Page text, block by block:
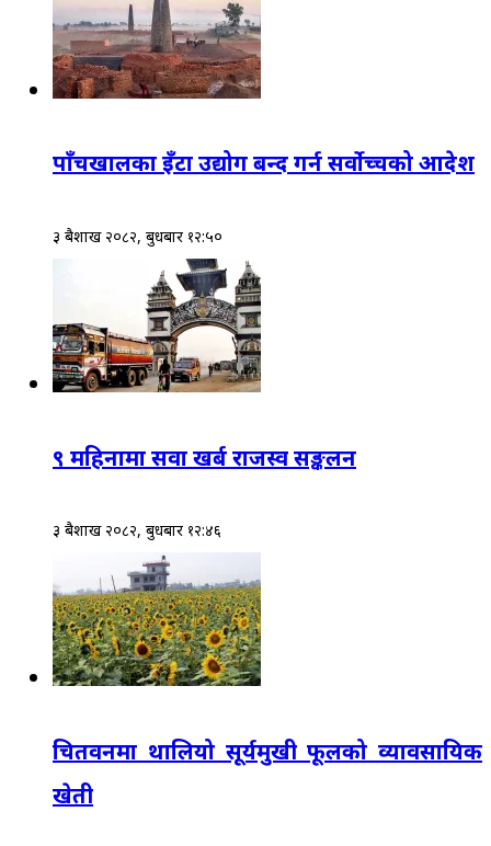
पाँचखालका इँटा उद्योग बन्द गर्न सर्वोच्चको आदेश
३ बैशाख २०८२, बुधबार १२:५०
९ महिनामा सवा खर्ब राजस्व सङ्कलन
३ बैशाख २०८२, बुधबार १२:४६
चितवनमा थालियो सूर्यमुखी फूलको व्यावसायिक
खेती